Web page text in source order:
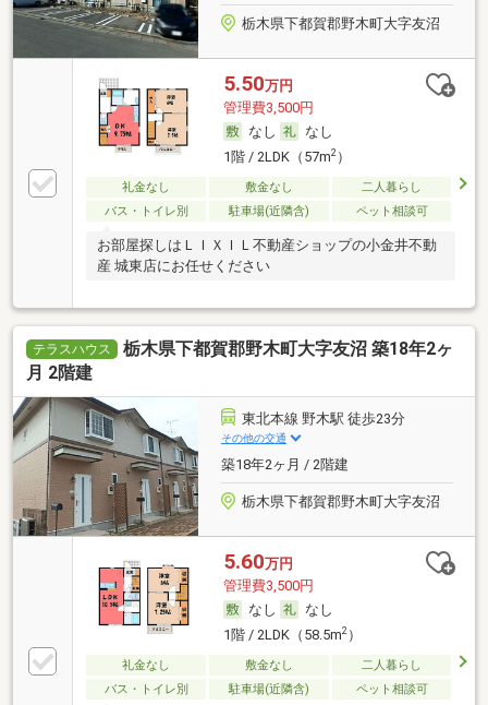
栃木県下都賀郡野木町大字友沼
5.50万円
管理費3,500円
なし
なし
1階 / 2LDK（57m2）
礼金なし 敷金なし
二人暮らし
バス・トイレ別
駐車場(近隣含) ペット相談可
お部屋探しはＬＩＸＩＬ不動産ショップの小金井不動
産 城東店にお任せください
テラスハウス
栃木県下都賀郡野木町大字友沼 築18年2ヶ
月 2階建
東北本線 野木駅 徒歩23分
その他の交通
築18年2ヶ月 / 2階建
栃木県下都賀郡野木町大字友沼
5.60万円
管理費3,500円
なし
なし
1階 / 2LDK（58.5m2）
礼金なし 敷金なし
二人暮らし
バス・トイレ別
駐車場(近隣含) ペット相談可